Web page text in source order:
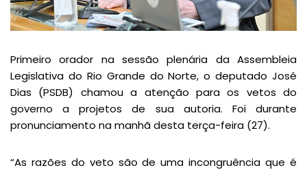
Primeiro orador na sessão plenária da Assembleia
Legislativa do Rio Grande do Norte, o deputado José
Dias (PSDB) chamou a atenção para os vetos do
governo a projetos de sua autoria. Foi durante
pronunciamento na manhã desta terça-feira (27).
“As razões do veto são de uma incongruência que é